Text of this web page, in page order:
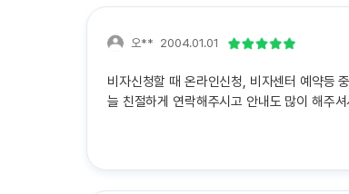
오** 2004.01.01
비자신청할 때 온라인신청, 비자센터 예약등
늘 친절하게 연락해주시고 안내도 많이 해주